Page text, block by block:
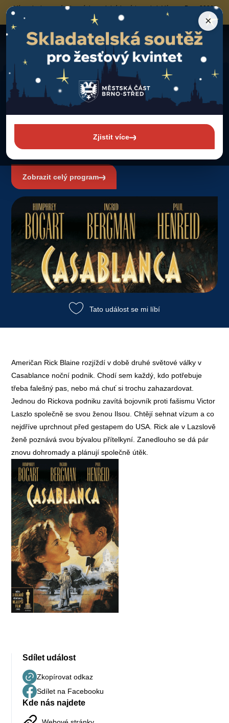
Výzva k obsazení vybraných prodejních místna akci „Vánoce Brno 2026“
neziskovými organizacemi a sociálními podniky
Zpět na program
Program
Zimní kino – Casablanca (1942)
Čtvrtek 25. 12. 2025 od 15:00
Zimní kino – Casablanca
(1942)
Zobrazit celý program
Tato událost se mi líbí
Američan Rick Blaine rozjíždí v době druhé světové války v
Casablance noční podnik. Chodí sem každý, kdo potřebuje
třeba falešný pas, nebo má chuť si trochu zahazardovat.
Jednou do Rickova podniku zavítá bojovník proti fašismu Victor
Laszlo společně se svou ženou Ilsou. Chtějí sehnat vízum a co
nejdříve uprchnout před gestapem do USA. Rick ale v Lazslově
ženě poznává svou bývalou přítelkyní. Zanedlouho se dá pár
znovu dohromady a plánují společně útěk.
Sdílet událost
Zkopírovat odkaz
Sdílet na Facebooku
Kde nás najdete
×
Zjistit více